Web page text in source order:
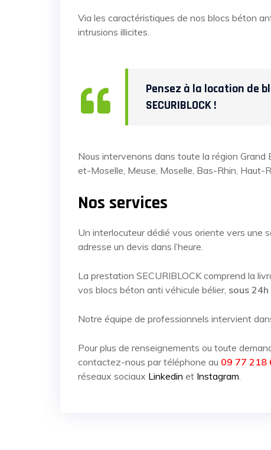
Via les caractéristiques de nos blocs béton
intrusions illicites.
Pensez à la location de
SECURIBLOCK !
Nous intervenons dans toute la région
et-Moselle, Meuse, Moselle, Bas-Rhin, Haut-
Nos services
Un interlocuteur dédié vous oriente vers une
adresse un devis dans l’heure.
La prestation SECURIBLOCK comprend la
vos blocs béton anti véhicule bélier, sous 24h
Notre équipe de professionnels intervient
Pour plus de renseignements ou toute
contactez-nous par téléphone au 09 77 218
réseaux sociaux Linkedin et Instagram.